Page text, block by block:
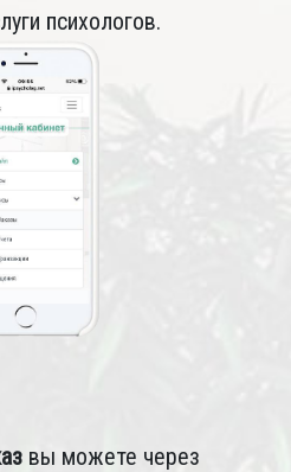
психологов.
вы можете через